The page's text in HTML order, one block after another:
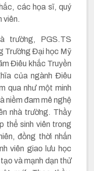
các họa sĩ, quý
viên.
trường, PGS.TS
Trường Đại học Mỹ
Điêu khắc Truyền
của ngành Điêu
qua như một minh
niềm đam mê nghệ
nhà trường. Thầy
thể sinh viên trong
đồng thời nhấn
viên giao lưu học
và mạnh dạn thử